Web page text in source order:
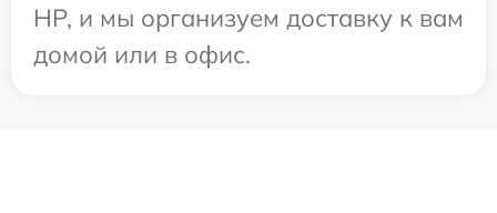
HP, и мы организуем доставку к вам
домой или в офис.